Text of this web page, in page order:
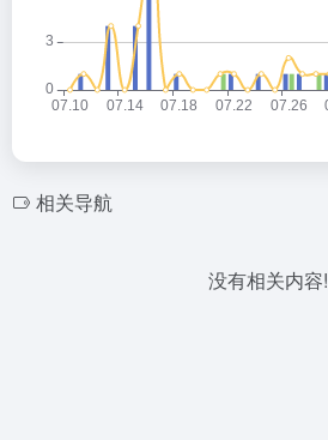
相关导航
没有相关内容!